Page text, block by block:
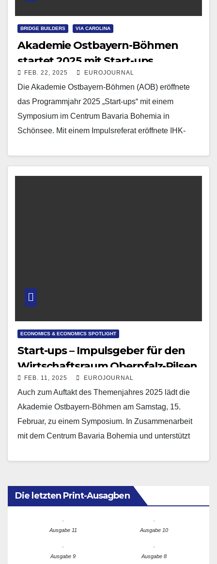
BRIDGE BUILDERS VIA CAROLINA
Akademie Ostbayern-Böhmen
startet 2025 mit Start-ups
FEB. 22, 2025 EUROJOURNAL
Die Akademie Ostbayern-Böhmen (AOB) eröffnete
das Programmjahr 2025 „Start-ups“ mit einem
Symposium im Centrum Bavaria Bohemia in
Schönsee. Mit einem Impulsreferat eröffnete IHK-
ECONOMICS & ECONOMICS SPOTLIGHT
Start-ups – Impulsgeber für den
Wirtschaftsraum Oberpfalz-Pilsen
FEB. 11, 2025 EUROJOURNAL
Auch zum Auftakt des Themenjahres 2025 lädt die
Akademie Ostbayern-Böhmen am Samstag, 15.
Februar, zu einem Symposium. In Zusammenarbeit
mit dem Centrum Bavaria Bohemia und unterstützt
Die letzten Print-Ausagben
Ausgabe 11 Ausgabe 10
Ausgabe 9 Ausgabe 8